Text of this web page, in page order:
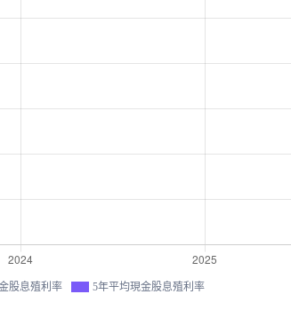
股息殖利率 5年平均現金股息殖利率